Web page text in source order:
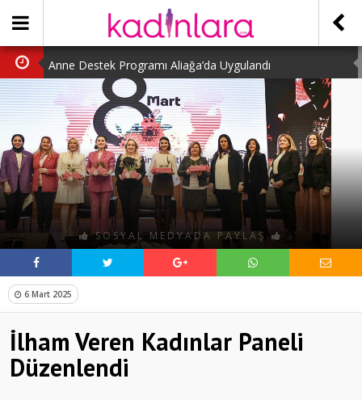
Anne Destek Programı Aliağa’da Uygulandı
Türk Halk Oyunları Topluluğu Büyüledi
Kübra Kuş “Kadınlar Sporda Öncü ve Güçlü”
Çocuklara Özel Kaplumbağa Etkinliği
Kübra Engellilere Umut Oluyor
SOSYAL MEDYADA PAYLAŞ
6 Mart 2025
İlham Veren Kadınlar Paneli
Düzenlendi